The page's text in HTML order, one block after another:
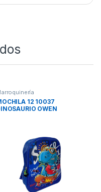
12 10037
OWEN